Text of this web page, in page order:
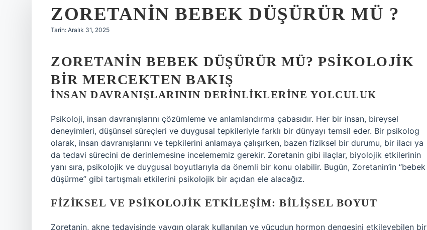
ZORETANIN BEBEK DÜŞÜRÜR MÜ ?
Tarih: Aralık 31, 2025
ZORETANIN BEBEK DÜŞÜRÜR MÜ? PSIKOLOJIK
BIR MERCEKTEN BAKIŞ
İNSAN DAVRANIŞLARININ DERINLIKLERINE YOLCULUK
Psikoloji, insan davranışlarını çözümleme ve anlamlandırma çabasıdır. Her bir insan, bireysel
deneyimleri, düşünsel süreçleri ve duygusal tepkileriyle farklı bir dünyayı temsil eder. Bir psikolog
olarak, insan davranışlarını ve tepkilerini anlamaya çalışırken, bazen fiziksel bir durumu, bir ilacı ya
da tedavi sürecini de derinlemesine incelememiz gerekir. Zoretanin gibi ilaçlar, biyolojik etkilerinin
yanı sıra, psikolojik ve duygusal boyutlarıyla da önemli bir konu olabilir. Bugün, Zoretanin’in “bebek
düşürme” gibi tartışmalı etkilerini psikolojik bir açıdan ele alacağız.
FIZIKSEL VE PSIKOLOJIK ETKILEŞIM: BILIŞSEL BOYUT
Zoretanin, akne tedavisinde yaygın olarak kullanılan ve vücudun hormon dengesini etkileyebilen bir